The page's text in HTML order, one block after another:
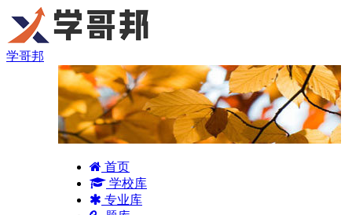
学哥邦
首页
学校库
专业库